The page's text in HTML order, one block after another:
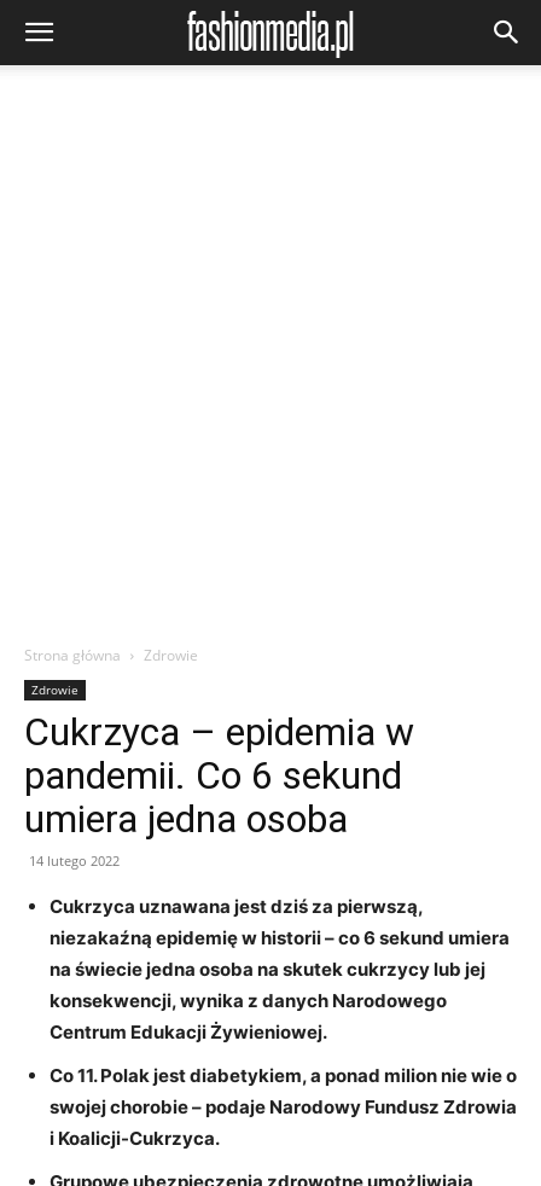
Strona główna Zdrowie
Zdrowie
Cukrzyca – epidemia w
pandemii. Co 6 sekund
umiera jedna osoba
14 lutego 2022
Cukrzyca uznawana jest dziś za pierwszą,
niezakaźną epidemię w historii – co 6 sekund umiera
na świecie jedna osoba na skutek cukrzycy lub jej
konsekwencji, wynika z danych Narodowego
Centrum Edukacji Żywieniowej.
Co 11. Polak jest diabetykiem, a ponad milion nie wie o
swojej chorobie – podaje Narodowy Fundusz Zdrowia
i Koalicji-Cukrzyca.